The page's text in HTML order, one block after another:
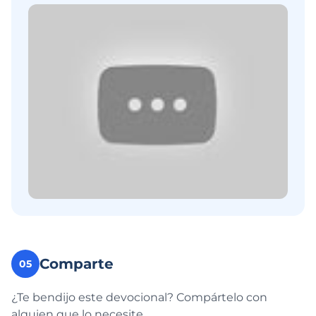
05 Comparte
¿Te bendijo este devocional? Compártelo con